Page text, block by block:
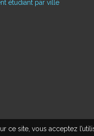
ce site, vous acceptez
étudiant par ville